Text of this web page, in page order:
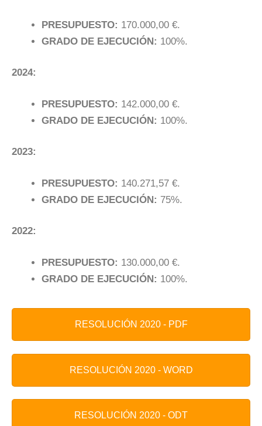
PRESUPUESTO: 170.000,00 €.
GRADO DE EJECUCIÓN: 100%.
2024:
PRESUPUESTO: 142.000,00 €.
GRADO DE EJECUCIÓN: 100%.
2023:
PRESUPUESTO: 140.271,57 €.
GRADO DE EJECUCIÓN: 75%.
2022:
PRESUPUESTO: 130.000,00 €.
GRADO DE EJECUCIÓN: 100%.
RESOLUCIÓN 2020 - PDF
RESOLUCIÓN 2020 - WORD
RESOLUCIÓN 2020 - ODT